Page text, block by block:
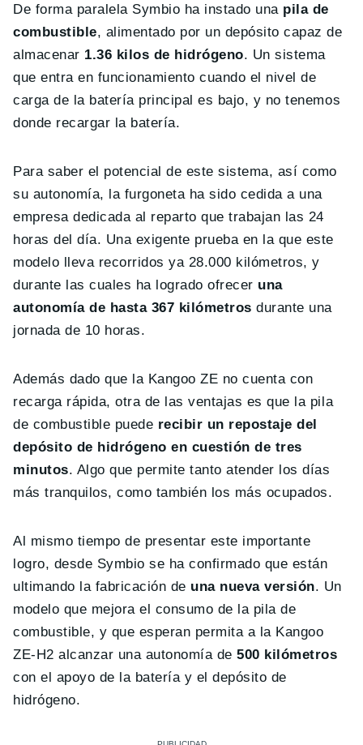
De forma paralela Symbio ha instado unapila de
combustible, alimentado por un depósito capaz de
almacenar 1.36 kilos de hidrógeno. Un sistema
que entra en funcionamiento cuando el nivel de
carga de la batería principal es bajo, y no tenemos
donde recargar la batería.
Para saber el potencial de este sistema, así como
su autonomía, la furgoneta ha sido cedida a una
empresa dedicada al reparto que trabajan las 24
horas del día. Una exigente prueba en la que este
modelo lleva recorridos ya 28.000 kilómetros, y
durante las cuales ha logrado ofrecer una
autonomía de hasta 367 kilómetros durante una
jornada de 10 horas.
Además dado que la Kangoo ZE no cuenta con
recarga rápida, otra de las ventajas es que la pila
de combustible puede recibir un repostaje del
depósito de hidrógeno en cuestión de tres
minutos. Algo que permite tanto atender los días
más tranquilos, como también los más ocupados.
Al mismo tiempo de presentar este importante
logro, desde Symbio se ha confirmado que están
ultimando la fabricación de una nueva versión. Un
modelo que mejora el consumo de la pila de
combustible, y que esperan permita a la Kangoo
ZE-H2 alcanzar una autonomía de500 kilómetros
con el apoyo de la batería y el depósito de
hidrógeno.